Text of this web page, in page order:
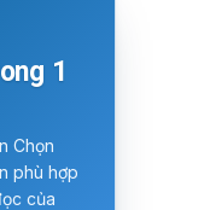
1
Chọn
phù hợp
của